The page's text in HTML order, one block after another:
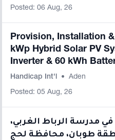
Posted: 06 Aug, 26
Provision, Installation
kWp Hybrid Solar PV
Inverter & 60 kWh
Handicap Int'l • Aden
Posted: 05 Aug, 26
في مدرسة الرباط الغربي،
طوبان، محافظة لحج